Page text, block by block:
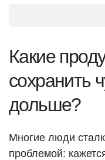
Какие
сохранить
дольше?
Многие люди
проблемой: